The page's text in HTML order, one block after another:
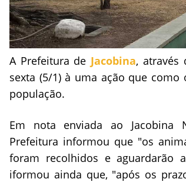
A Prefeitura de Jacobina, através
sexta (5/1) à uma ação que
população.
Em nota enviada ao Jacobina
Prefeitura informou que "os
foram recolhidos e aguardarão
iformou ainda que, "após os